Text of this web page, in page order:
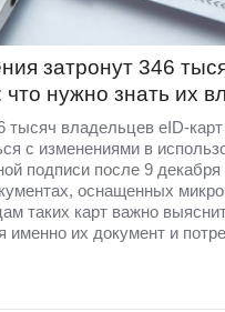
затронут 346
что нужно знать их
тысяч владельцев eID-карт
с изменениями в
подписи после 9 декабря
оснащенных
таких карт важно
именно их документ и